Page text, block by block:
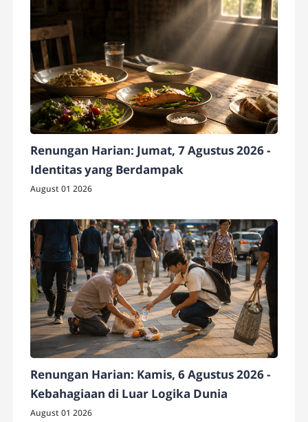
Renungan Harian: Jumat, 7 Agustus 2026 -
Identitas yang Berdampak
August 01 2026
Renungan Harian: Kamis, 6 Agustus 2026 -
Kebahagiaan di Luar Logika Dunia
August 01 2026